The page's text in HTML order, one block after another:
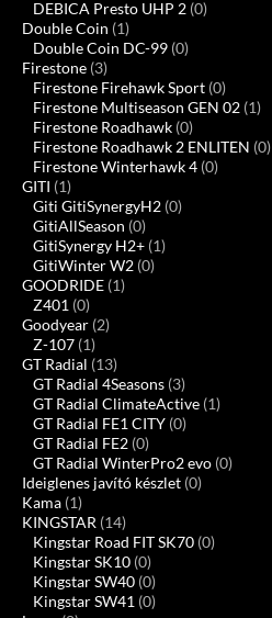
DEBICA Presto UHP 2 (0)
Double Coin (1)
Double Coin DC-99 (0)
Firestone (3)
Firestone Firehawk Sport (0)
Firestone Multiseason GEN 02 (1)
Firestone Roadhawk (0)
Firestone Roadhawk 2 ENLITEN (0)
Firestone Winterhawk 4 (0)
GITI (1)
Giti GitiSynergyH2 (0)
GitiAllSeason (0)
GitiSynergy H2+ (1)
GitiWinter W2 (0)
GOODRIDE (1)
Z401 (0)
Goodyear (2)
Z-107 (1)
GT Radial (13)
GT Radial 4Seasons (3)
GT Radial ClimateActive (1)
GT Radial FE1 CITY (0)
GT Radial FE2 (0)
GT Radial WinterPro2 evo (0)
Ideiglenes javító készlet (0)
Kama (1)
KINGSTAR (14)
Kingstar Road FIT SK70 (0)
Kingstar SK10 (0)
Kingstar SW40 (0)
Kingstar SW41 (0)